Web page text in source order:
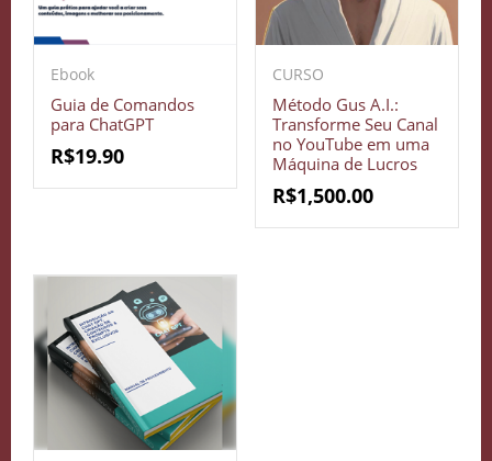
Ebook
Guia de Comandos
para ChatGPT
R$19.90
CURSO
Método Gus A.I.:
Transforme Seu Canal
no YouTube em uma
Máquina de Lucros
R$1,500.00